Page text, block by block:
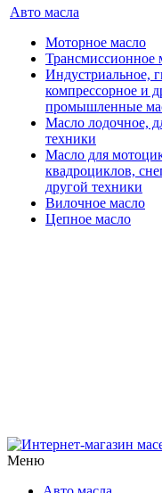
Авто масла
Моторное масло
Трансмиссионное
Индустриальное,
компрессорное и
промышленные
Масло лодочное,
техники
Масло для
квадроциклов,
другой техники
Вилочное масло
Цепное масло
Меню